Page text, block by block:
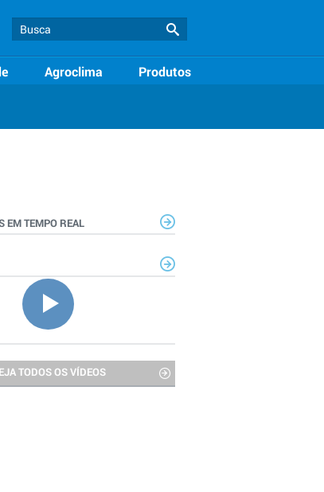
Agroclima Produtos
EM TEMPO REAL
TODOS OS VÍDEOS